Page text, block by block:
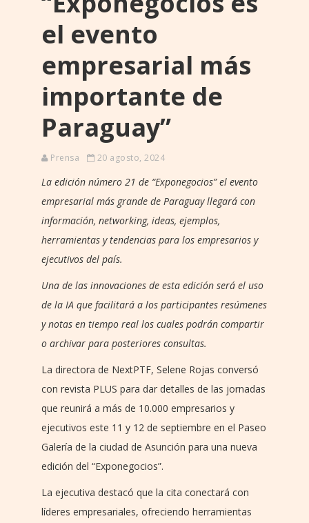
el evento
empresarial más
importante de
Paraguay”
Prensa 20 agosto, 2024
La edición número 21 de “Exponegocios” el evento
empresarial más grande de Paraguay llegará con
información, networking, ideas, ejemplos,
herramientas y tendencias para los empresarios y
ejecutivos del país.
Una de las innovaciones de esta edición será el uso
de la IA que facilitará a los participantes resúmenes
y notas en tiempo real los cuales podrán compartir
o archivar para posteriores consultas.
La directora de NextPTF, Selene Rojas conversó
con revista PLUS para dar detalles de las jornadas
que reunirá a más de 10.000 empresarios y
ejecutivos este 11 y 12 de septiembre en el Paseo
Galería de la ciudad de Asunción para una nueva
edición del “Exponegocios”.
La ejecutiva destacó que la cita conectará con
líderes empresariales, ofreciendo herramientas